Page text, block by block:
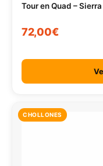
Tour en Quad –
72,00€
CHOLLONES